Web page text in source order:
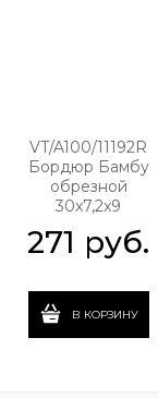
VT/A100/11192R
Бордюр Бамбу
обрезной
30x7,2x9
271 руб.
В КОРЗИНУ